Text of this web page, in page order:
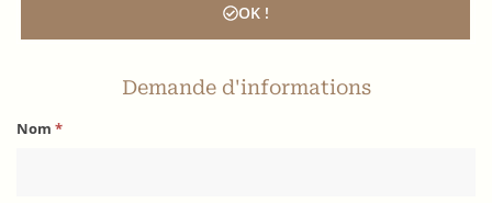
OK !
Demande d'informations
Nom *